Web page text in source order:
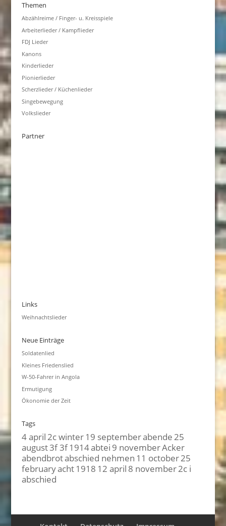
Themen
Abzählreime / Finger- u. Kreisspiele
Arbeiterlieder / Kampflieder
FDJ Lieder
Kanons
Kinderlieder
Pionierlieder
Scherzlieder / Küchenlieder
Singebewegung
Volkslieder
Partner
Links
Weihnachtslieder
Neue Einträge
Soldatenlied
Kleines Friedenslied
W-50-Fahrer in Angola
Ermutigung
Ökonomie der Zeit
Tags
4 april2c winter19 septemberabende25
august3f 3f1914abtei 9 novemberAcker
abendbrotabschied nehmen 11 october25
februaryacht1918 12 april 8 november2c i
abschied